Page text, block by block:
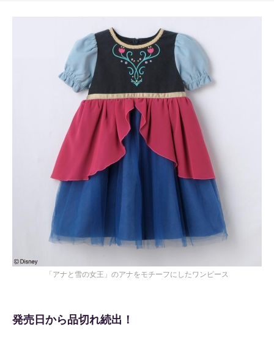
「アナと雪の女王」のアナをモチーフにしたワンピース
発売日から品切れ続出！